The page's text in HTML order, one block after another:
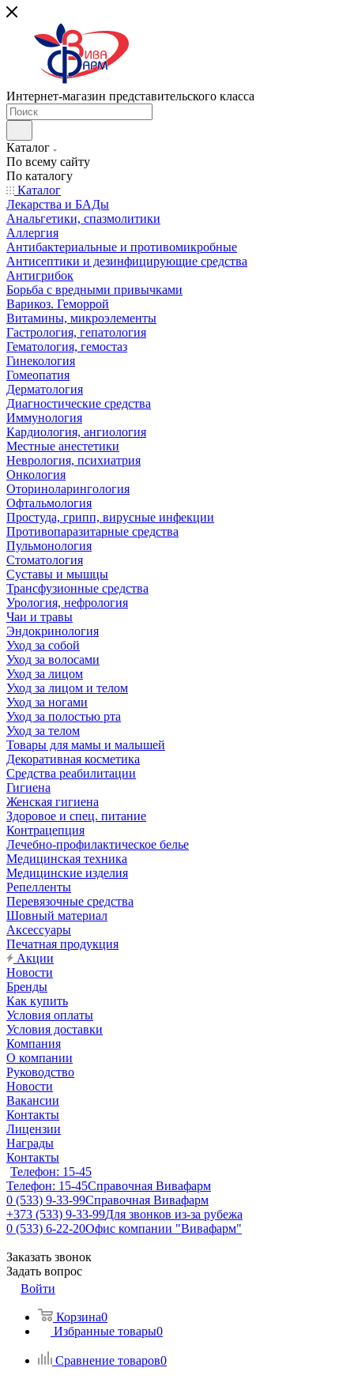
Интернет-магазин представительского класса
Каталог
По всему сайту
По каталогу
Каталог
Лекарства и БАДы
Анальгетики, спазмолитики
Аллергия
Антибактериальные и противомикробные
Антисептики и дезинфицирующие средства
Антигрибок
Борьба с вредными привычками
Варикоз. Геморрой
Витамины, микроэлементы
Гастрология, гепатология
Гематология, гемостаз
Гинекология
Гомеопатия
Дерматология
Диагностические средства
Иммунология
Кардиология, ангиология
Местные анестетики
Неврология, психиатрия
Онкология
Оториноларингология
Офтальмология
Простуда, грипп, вирусные инфекции
Противопаразитарные средства
Пульмонология
Стоматология
Суставы и мышцы
Трансфузионные средства
Урология, нефрология
Чаи и травы
Эндокринология
Уход за собой
Уход за волосами
Уход за лицом
Уход за лицом и телом
Уход за ногами
Уход за полостью рта
Уход за телом
Товары для мамы и малышей
Декоративная косметика
Средства реабилитации
Гигиена
Женская гигиена
Здоровое и спец. питание
Контрацепция
Лечебно-профилактическое белье
Медицинская техника
Медицинские изделия
Репелленты
Перевязочные средства
Шовный материал
Аксессуары
Печатная продукция
Акции
Новости
Бренды
Как купить
Условия оплаты
Условия доставки
Компания
О компании
Руководство
Новости
Вакансии
Контакты
Лицензии
Награды
Контакты
Телефон: 15-45
Телефон: 15-45Справочная Вивафарм
0 (533) 9-33-99Справочная Вивафарм
+373 (533) 9-33-99Для звонков из-за рубежа
0 (533) 6-22-20Офис компании "Вивафарм"
Заказать звонок
Задать вопрос
Войти
Корзина0
Избранные товары0
Сравнение товаров0